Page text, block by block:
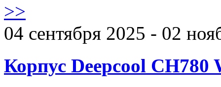
>>
04 сентября 2025 - 02
Корпус Deepcool CH780